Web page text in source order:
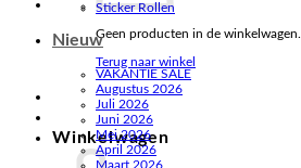
Geen producten in de winkelwagen.
Terug naar winkel
Winkelwagen
Sticker Rollen
Nieuw
VAKANTIE SALE
Augustus 2026
Juli 2026
Juni 2026
Mei 2026
April 2026
Maart 2026